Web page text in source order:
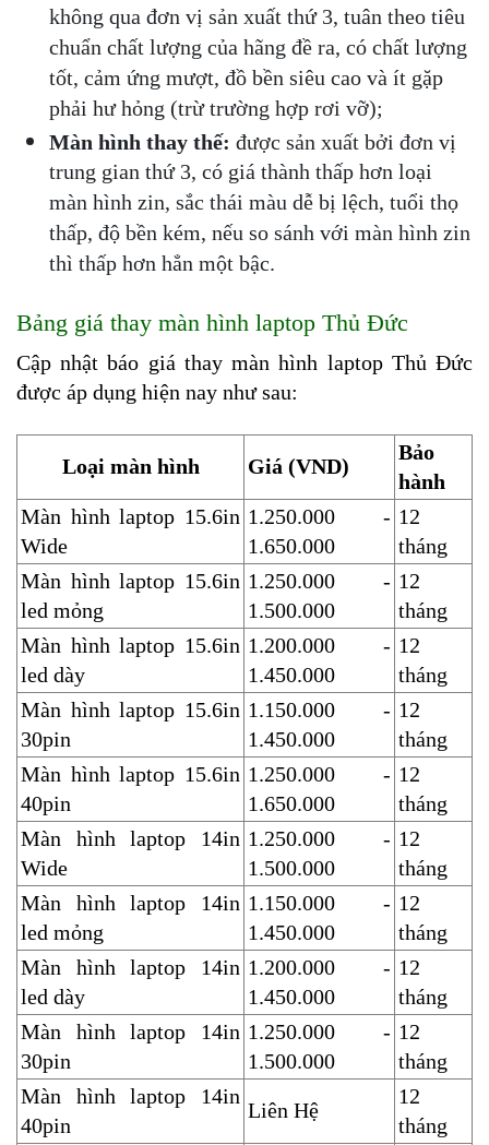
không qua đơn vị sản xuất thứ 3, tuân theo tiêu
chuẩn chất lượng của hãng đề ra, có chất lượng
tốt, cảm ứng mượt, đồ bền siêu cao và ít gặp
phải hư hỏng (trừ trường hợp rơi vỡ);
Màn hình thay thế: được sản xuất bởi đơn vị
trung gian thứ 3, có giá thành thấp hơn loại
màn hình zin, sắc thái màu dễ bị lệch, tuổi thọ
thấp, độ bền kém, nếu so sánh với màn hình zin
thì thấp hơn hẳn một bậc.
Bảng giá thay màn hình laptop Thủ Đức
Cập nhật báo giá thay màn hình laptop Thủ Đức
được áp dụng hiện nay như sau:
Loại màn hình Giá (VND)
Bảo
hành
Màn hình laptop 15.6in
Wide
1.250.000 -
1.650.000
12
tháng
Màn hình laptop 15.6in
led mỏng
1.250.000 -
1.500.000
12
tháng
Màn hình laptop 15.6in
led dày
1.200.000 -
1.450.000
12
tháng
Màn hình laptop 15.6in
30pin
1.150.000 -
1.450.000
12
tháng
Màn hình laptop 15.6in
40pin
1.250.000 -
1.650.000
12
tháng
Màn hình laptop 14in
Wide
1.250.000 -
1.500.000
12
tháng
Màn hình laptop 14in
led mỏng
1.150.000 -
1.450.000
12
tháng
Màn hình laptop 14in
led dày
1.200.000 -
1.450.000
12
tháng
Màn hình laptop 14in
30pin
1.250.000 -
1.500.000
12
tháng
Màn hình laptop 14in
40pin
Liên Hệ
12
tháng